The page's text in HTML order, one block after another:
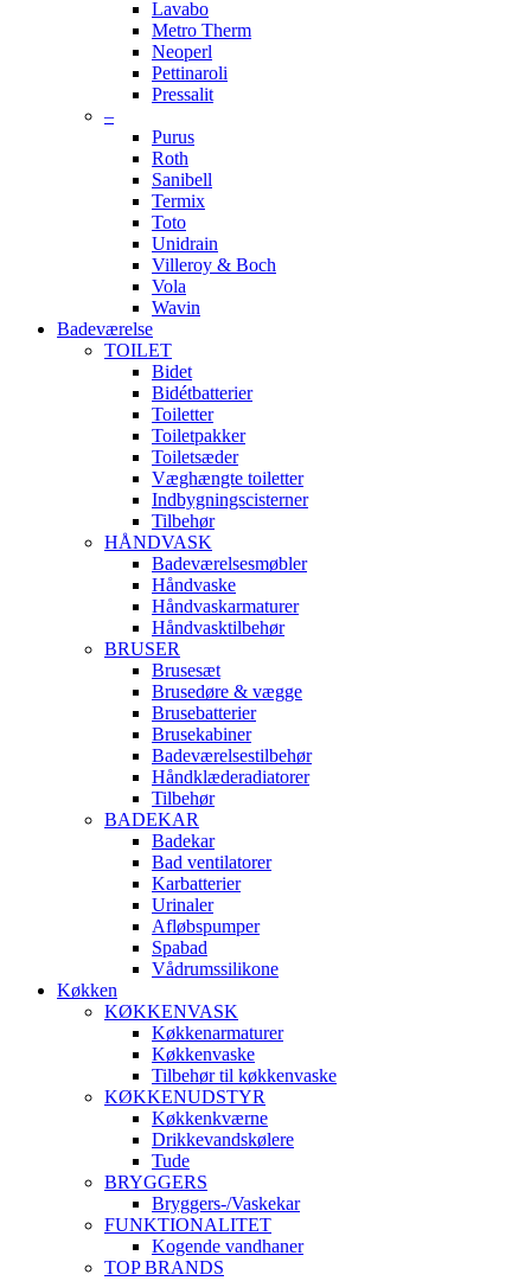
Lavabo
Metro Therm
Neoperl
Pettinaroli
Pressalit
–
Purus
Roth
Sanibell
Termix
Toto
Unidrain
Villeroy & Boch
Vola
Wavin
Badeværelse
TOILET
Bidet
Bidétbatterier
Toiletter
Toiletpakker
Toiletsæder
Væghængte toiletter
Indbygningscisterner
Tilbehør
HÅNDVASK
Badeværelsesmøbler
Håndvaske
Håndvaskarmaturer
Håndvasktilbehør
BRUSER
Brusesæt
Brusedøre & vægge
Brusebatterier
Brusekabiner
Badeværelsestilbehør
Håndklæderadiatorer
Tilbehør
BADEKAR
Badekar
Bad ventilatorer
Karbatterier
Urinaler
Afløbspumper
Spabad
Vådrumssilikone
Køkken
KØKKENVASK
Køkkenarmaturer
Køkkenvaske
Tilbehør til køkkenvaske
KØKKENUDSTYR
Køkkenkværne
Drikkevandskølere
Tude
BRYGGERS
Bryggers-/Vaskekar
FUNKTIONALITET
Kogende vandhaner
TOP BRANDS